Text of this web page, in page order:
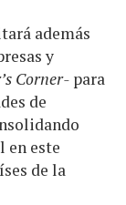
además
y
Corner- para
de
en este
de la